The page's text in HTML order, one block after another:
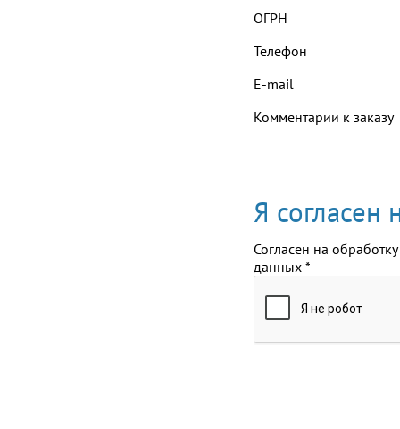
ОГРН
Телефон
E-mail
Комментарии к заказу
Я согласен
Согласен на обработку
данных *